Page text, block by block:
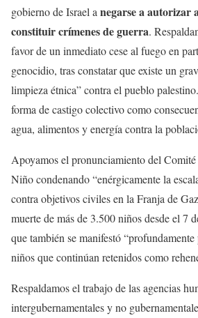
gobierno de Israel a negarse a autorizar
constituir crímenes de guerra.
favor de un inmediato cese al fuego en
genocidio, tras constatar que existe un
limpieza étnica” contra el pueblo
forma de castigo colectivo como
agua, alimentos y energía contra la
Apoyamos el pronunciamiento del
Niño condenando “enérgicamente la
contra objetivos civiles en la Franja de
muerte de más de 3.500 niños desde el 7
que también se manifestó
niños que continúan retenidos como
Respaldamos el trabajo de las agencias
intergubernamentales y no